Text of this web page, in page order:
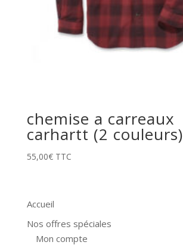
chemise a carreaux
carhartt (2 couleurs)
55,00€ TTC
Accueil
Nos offres spéciales
Mon compte